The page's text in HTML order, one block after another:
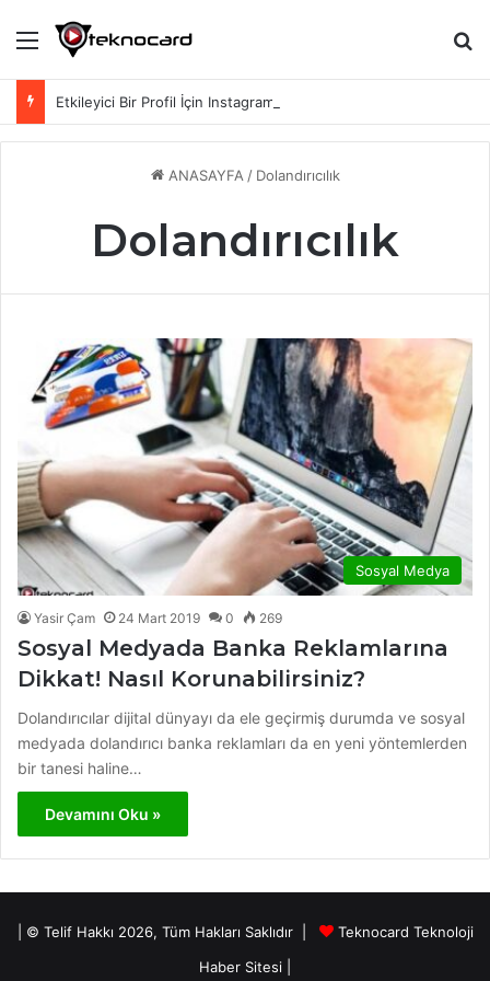
Menü
Etkileyici Bir Profil İçin Instagram Biyografi Sözleri
ANASAYFA / Dolandırıcılık
Dolandırıcılık
Sosyal Medya
Yasir Çam 24 Mart 2019 0 269
Sosyal Medyada Banka Reklamlarına
Dikkat! Nasıl Korunabilirsiniz?
Dolandırıcılar dijital dünyayı da ele geçirmiş durumda ve sosyal
medyada dolandırıcı banka reklamları da en yeni yöntemlerden
bir tanesi haline…
Devamını Oku »
| © Telif Hakkı 2026, Tüm Hakları Saklıdır |
Teknocard Teknoloji
Haber Sitesi